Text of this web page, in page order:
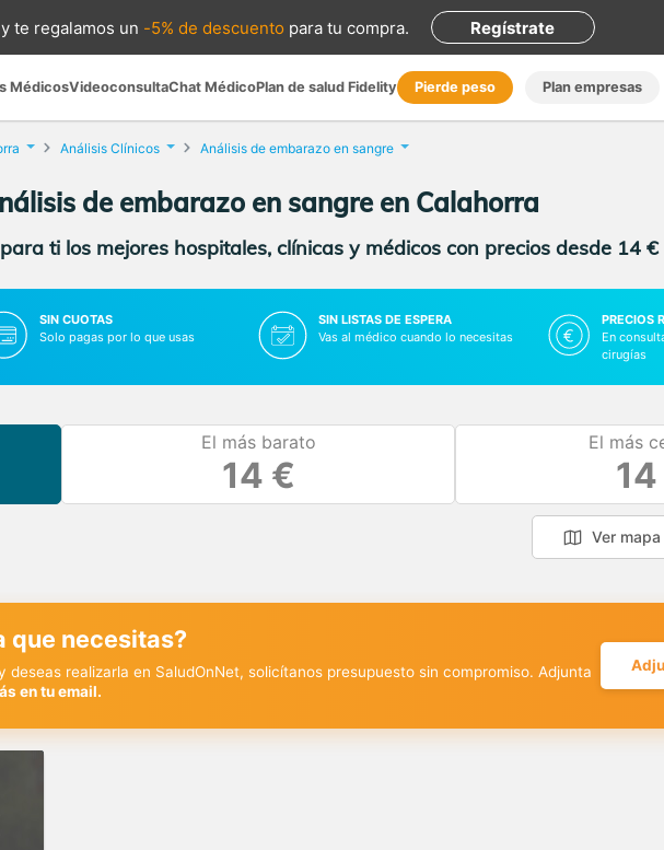
te regalamos un -5% de descuento para tu compra. Regístrate
MédicosVideoconsultaChat MédicoPlan de salud Fidelity Pierde peso Plan empresas
Análisis Clínicos Análisis de embarazo en sangre
de embarazo en sangre en Calahorra
ti los mejores hospitales, clínicas y médicos con precios desde 14 €
SIN CUOTAS
Solo pagas por lo que usas
SIN LISTAS DE ESPERA
Vas al médico cuando lo necesitas
PRECIOS
En
cirugías
El más barato
14 €
El más
Ver mapa
que necesitas?
realizarla en SaludOnNet, solicítanos presupuesto sin compromiso. Adjunta
en tu email.